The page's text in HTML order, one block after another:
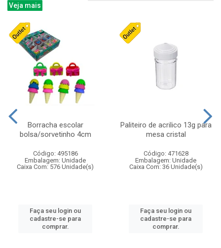
Veja mais
Borracha escolar
bolsa/sorvetinho 4cm
Código: 495186
Embalagem: Unidade
Caixa Com: 576 Unidade(s)
Faça seu login ou
cadastre-se para
comprar.
Paliteiro de acrilico 13g para
mesa cristal
Código: 471628
Embalagem: Unidade
Caixa Com: 36 Unidade(s)
Faça seu login ou
cadastre-se para
comprar.